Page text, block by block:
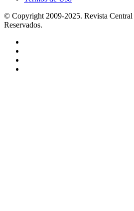
© Copyright 2009-2025. Revista
Reservados.